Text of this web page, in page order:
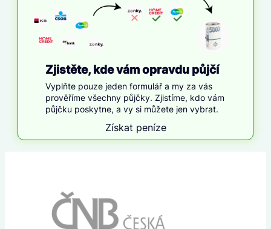
Zjistěte, kde vám opravdu půjčí
Vyplňte pouze jeden formulář a my za vás
prověříme všechny půjčky. Zjistíme, kdo vám
půjčku poskytne, a vy si můžete jen vybrat.
Získat peníze